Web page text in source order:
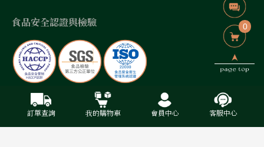
訂單查詢 我的購物車 會員中心 客服中心
食品安全認證與檢驗
藻作坊有限公司 / 統編:50940400
2024 © 藻作坊 Designed By 禾藝叁陸巷有限公司
0